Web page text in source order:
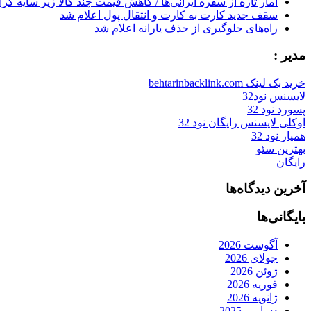
سقف جدید کارت به کارت و انتقال پول اعلام شد
راه‌های جلوگیری از حذف یارانه اعلام شد
مدیر :
خرید بک لینک behtarinbacklink.com
لایسنس نود32
پسورد نود 32
اوکلی لایسنس رایگان نود 32
همیار نود 32
بهترین سئو
رایگان
آخرین دیدگاه‌ها
بایگانی‌ها
آگوست 2026
جولای 2026
ژوئن 2026
فوریه 2026
ژانویه 2026